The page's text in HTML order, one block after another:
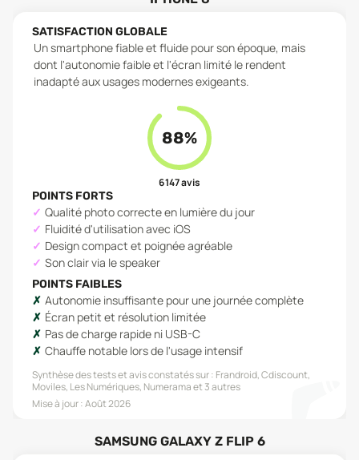
SATISFACTION GLOBALE
Un smartphone fiable et fluide pour son époque, mais
dont l'autonomie faible et l'écran limité le rendent
inadapté aux usages modernes exigeants.
88%
6 147avis
POINTS FORTS
Qualité photo correcte en lumière du jour
Fluidité d'utilisation avec iOS
Design compact et poignée agréable
Son clair via le speaker
POINTS FAIBLES
Autonomie insuffisante pour une journée complète
Écran petit et résolution limitée
Pas de charge rapide ni USB-C
Chauffe notable lors de l'usage intensif
Synthèse des tests et avis constatés sur : Frandroid, Cdiscount,
Moviles, Les Numériques, Numeramaet 3 autres
Mise à jour :Août 2026
SAMSUNG GALAXY Z FLIP 6